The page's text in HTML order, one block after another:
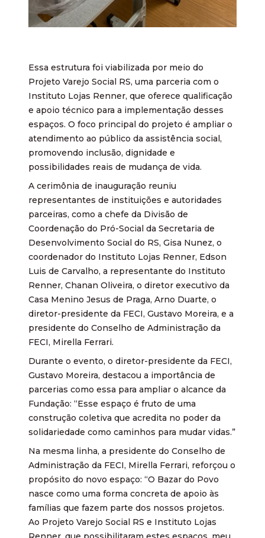
Essa estrutura foi viabilizada por meio do
Projeto Varejo Social RS, uma parceria com o
Instituto Lojas Renner, que oferece qualificação
e apoio técnico para a implementação desses
espaços. O foco principal do projeto é ampliar o
atendimento ao público da assistência social,
promovendo inclusão, dignidade e
possibilidades reais de mudança de vida.
A cerimônia de inauguração reuniu
representantes de instituições e autoridades
parceiras, como a chefe da Divisão de
Coordenação do Pró-Social da Secretaria de
Desenvolvimento Social do RS, Gisa Nunez, o
coordenador do Instituto Lojas Renner, Edson
Luis de Carvalho, a representante do Instituto
Renner, Chanan Oliveira, o diretor executivo da
Casa Menino Jesus de Praga, Arno Duarte, o
diretor-presidente da FECI, Gustavo Moreira, e a
presidente do Conselho de Administração da
FECI, Mirella Ferrari.
Durante o evento, o diretor-presidente da FECI,
Gustavo Moreira, destacou a importância de
parcerias como essa para ampliar o alcance da
Fundação: “Esse espaço é fruto de uma
construção coletiva que acredita no poder da
solidariedade como caminhos para mudar vidas.”
Na mesma linha, a presidente do Conselho de
Administração da FECI, Mirella Ferrari, reforçou o
propósito do novo espaço: “O Bazar do Povo
nasce como uma forma concreta de apoio às
famílias que fazem parte dos nossos projetos.
Ao Projeto Varejo Social RS e Instituto Lojas